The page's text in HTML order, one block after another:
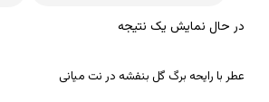
در حال نمایش یک نتیجه
عطر با رایحه برگ گل بنفشه در نت میانی